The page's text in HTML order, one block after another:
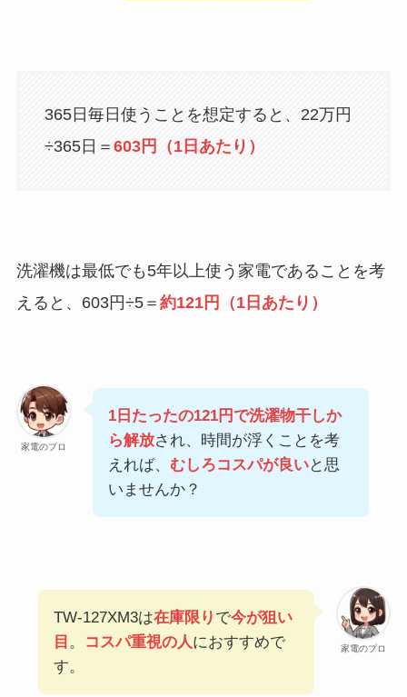
365日毎日使うことを想定すると、22万円
÷365日＝ 603円（1日あたり）
洗濯機は最低でも5年以上使う家電であることを考
えると、603円÷5＝ 約121円（1日あたり）
家電のプロ
1日たったの121円で洗濯物干しか
ら解放され、時間が浮くことを考
えれば、 むしろコスパが良いと思
いませんか？
家電のプロ
TW-127XM3は在庫限り で今が狙い
目 。 コスパ重視の人におすすめで
す。